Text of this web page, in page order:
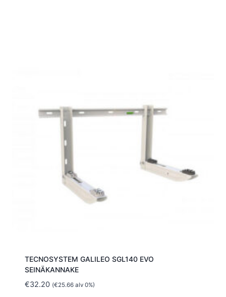
TECNOSYSTEM GALILEO SGL140 EVO
SEINÄKANNAKE
€32.20 (€25.66alv 0%)